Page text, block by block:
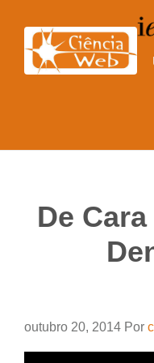
para
conteúdo
De
outubro 20, 2014 Por